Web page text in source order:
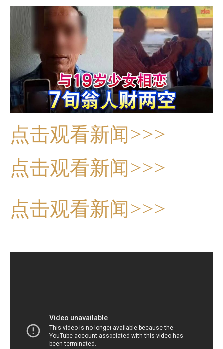
点击观看新闻>>>
点击观看新闻>>>
点击观看新闻>>>